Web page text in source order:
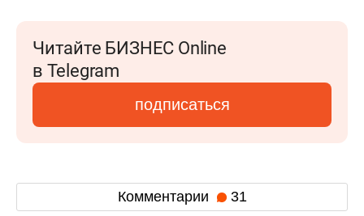
Читайте БИЗНЕС Online
в Telegram
подписаться
Комментарии 31